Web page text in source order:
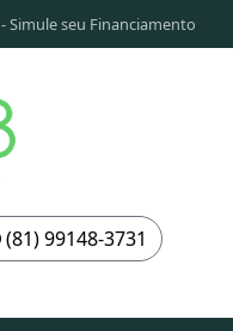
-Simule seu Financiamento
(81) 99148-3731